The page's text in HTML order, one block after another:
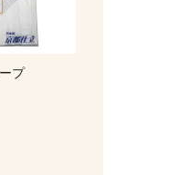
プ